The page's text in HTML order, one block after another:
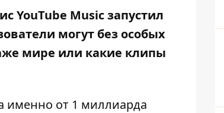
YouTube Music запустил
могут без особых
мире или какие клипы
именно от 1 миллиарда